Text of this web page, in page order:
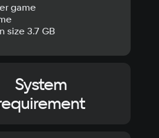
game
size 3.7 GB
System